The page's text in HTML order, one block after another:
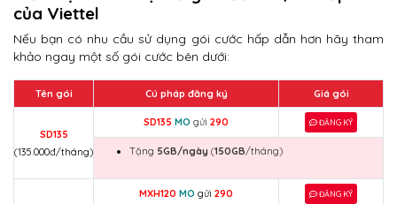
của Viettel
Nếu bạn có nhu cầu sử dụng gói cước hấp dẫn hơn hãy tham
khảo ngay một số gói cước bên dưới:
Tên gói Cú pháp đăng ký Giá gói
SD135
(135.000đ/tháng)
SD135 MO gửi 290 ĐĂNG KÝ
Tặng 5GB/ngày (150GB/tháng)
MXH120 MO gửi 290 ĐĂNG KÝ